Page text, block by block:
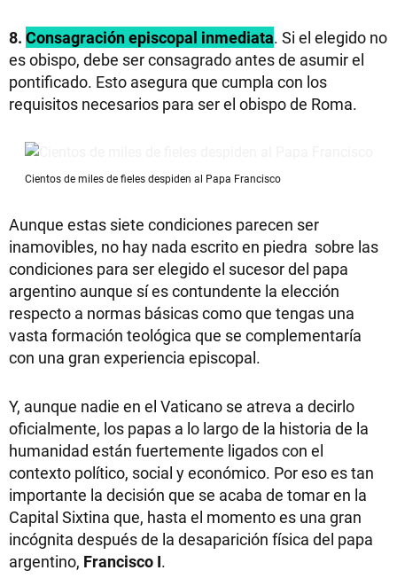
8. Consagración episcopal inmediata. Si el elegido no
es obispo, debe ser consagrado antes de asumir el
pontificado. Esto asegura que cumpla con los
requisitos necesarios para ser el obispo de Roma.
Cientos de miles de fieles despiden al Papa Francisco
Aunque estas siete condiciones parecen ser
inamovibles, no hay nada escrito en piedra sobre las
condiciones para ser elegido el sucesor del papa
argentino aunque sí es contundente la elección
respecto a normas básicas como que tengas una
vasta formación teológica que se complementaría
con una gran experiencia episcopal.
Y, aunque nadie en el Vaticano se atreva a decirlo
oficialmente, los papas a lo largo de la historia de la
humanidad están fuertemente ligados con el
contexto político, social y económico. Por eso es tan
importante la decisión que se acaba de tomar en la
Capital Sixtina que, hasta el momento es una gran
incógnita después de la desaparición física del papa
argentino, Francisco I.